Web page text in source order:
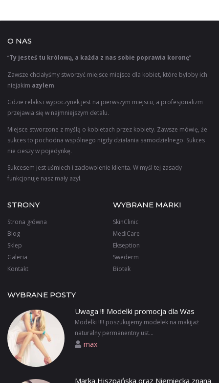
O NAS
“Ty jesteś tu królową, a każda z nas sobie poprawia koronę”
Zawsze chciałyśmy stworzyć miejsce miejsce dla kobiet, które byłoby ich
niejakim azylem.
Gdzie relaks i wypoczynek jest na pierwszym miejscu, a profesjonalizm
przejawia się w najmniejszym detalu.
Miejsce stworzone z myślą o kobietach przez kobiety. Zawsze mówię, że
sukces to pochodna wspólnego nigdy działania samodzielnego. Sukces
nie cieszy w pojedynkę.
Sukcesem jest uśmiech i zadowolenie klienta. W myśl tej zasady
funkcjonuje nasz mały azyl.
STRONY
Strona główna
Blog
Sklep
Galeria
Kontakt
WYBRANE POSTY
Uwaga !!! Modelki promocja dla Was
Modelki !!!! poszukujemy modelek na makijaż
naturalny permanentny ust...
max
Marka Hiszpańska oraz Niemiecka znana
WYBRANE MARKI
SkinClinic
MediCare
Ekseption
Swederm
Biotek